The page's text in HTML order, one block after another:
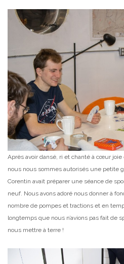
Après avoir dansé, ri et chanté à cœur
nous nous sommes autorisés une petite
Corentin avait préparer une séance de
neuf. Nous avons adoré nous donner à
nombre de pompes et tractions et en
longtemps que nous n’avions pas fait de
nous mettre à terre !